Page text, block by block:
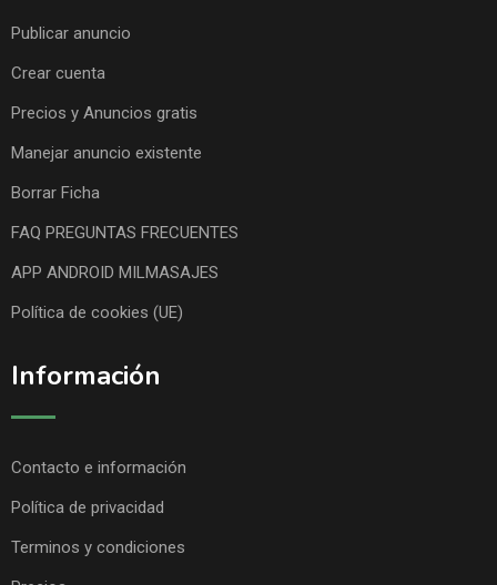
Publicar anuncio
Crear cuenta
Precios y Anuncios gratis
Manejar anuncio existente
Borrar Ficha
FAQ PREGUNTAS FRECUENTES
APP ANDROID MILMASAJES
Política de cookies (UE)
Información
Contacto e información
Política de privacidad
Terminos y condiciones